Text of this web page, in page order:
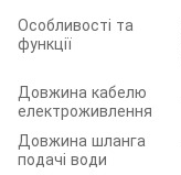
Особливості та
функції
Довжина кабелю
електроживлення
Довжина шланга
подачі води